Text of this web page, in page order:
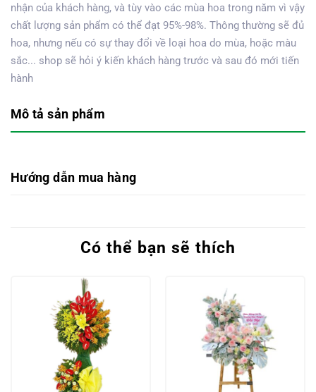
nhận của khách hàng, và tùy vào các mùa hoa trong năm vì vậy
chất lượng sản phẩm có thể đạt 95%-98%. Thông thường sẽ đủ
hoa, nhưng nếu có sự thay đổi về loại hoa do mùa, hoặc màu
sắc... shop sẽ hỏi ý kiến khách hàng trước và sau đó mới tiến
hành
Mô tả sản phẩm
Hướng dẫn mua hàng
Có thể bạn sẽ thích